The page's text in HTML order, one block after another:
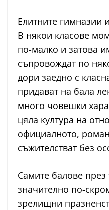
Елитните гимназии
В някои класове
по-малко и затова
съпровождат по
дори заедно с
придават на бала
много човешки
цяла култура на
официалното,
съжителстват без
Самите балове през
значително по-
зрелищни